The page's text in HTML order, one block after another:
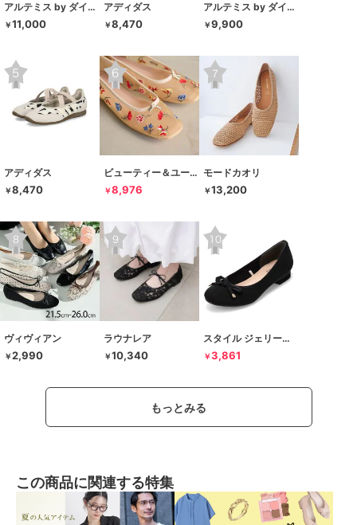
アルテミス by ダイアナ
￥11,000
アディダス
￥8,470
アルテミス by ダイアナ
￥9,900
アディダス
￥8,470
ビューティー＆ユース ユナイテッドアローズ
￥8,976
モードカオリ
￥13,200
ヴィヴィアン
￥2,990
ラウナレア
￥10,340
スタイル ジェリービーンズ
￥3,861
もっとみる
この商品に関連する特集